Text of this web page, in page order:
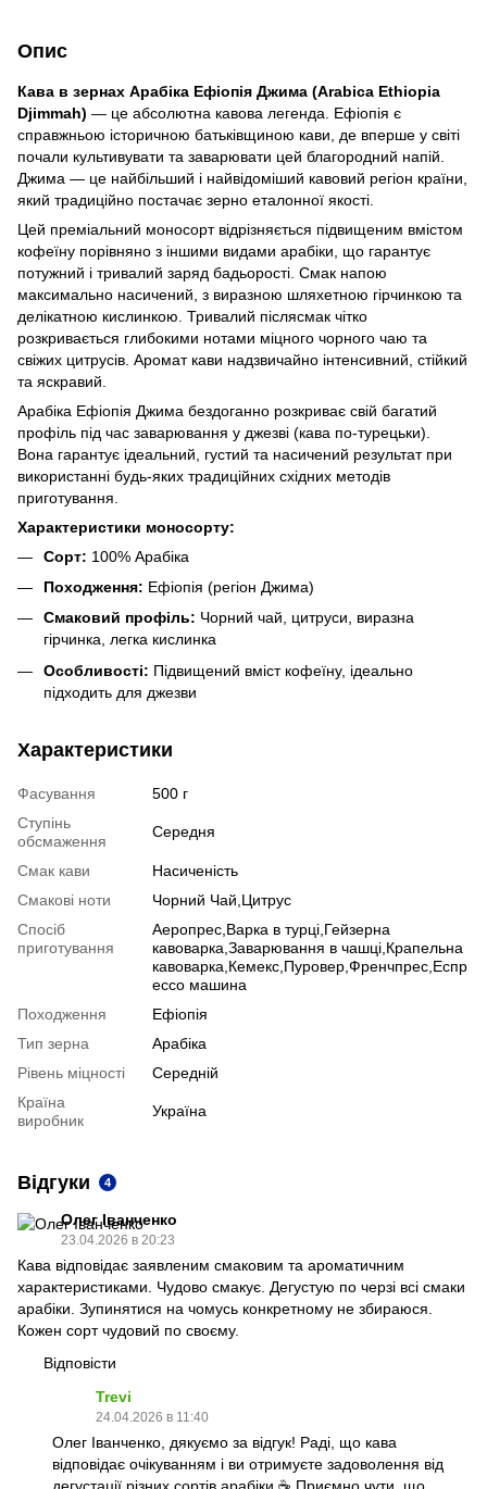
Опис
Кава в зернах Арабіка Ефіопія Джима (Arabica Ethiopia
Djimmah) — це абсолютна кавова легенда. Ефіопія є
справжньою історичною батьківщиною кави, де вперше у світі
почали культивувати та заварювати цей благородний напій.
Джима — це найбільший і найвідоміший кавовий регіон країни,
який традиційно постачає зерно еталонної якості.
Цей преміальний моносорт відрізняється підвищеним вмістом
кофеїну порівняно з іншими видами арабіки, що гарантує
потужний і тривалий заряд бадьорості. Смак напою
максимально насичений, з виразною шляхетною гірчинкою та
делікатною кислинкою. Тривалий післясмак чітко
розкривається глибокими нотами міцного чорного чаю та
свіжих цитрусів. Аромат кави надзвичайно інтенсивний, стійкий
та яскравий.
Арабіка Ефіопія Джима бездоганно розкриває свій багатий
профіль під час заварювання у джезві (кава по-турецьки).
Вона гарантує ідеальний, густий та насичений результат при
використанні будь-яких традиційних східних методів
приготування.
Характеристики моносорту:
Сорт: 100% Арабіка
Походження: Ефіопія (регіон Джима)
Смаковий профіль: Чорний чай, цитруси, виразна
гірчинка, легка кислинка
Особливості: Підвищений вміст кофеїну, ідеально
підходить для джезви
Характеристики
Фасування
500 г
Ступінь
обсмаження
Середня
Смак кави
Насиченість
Смакові ноти
Чорний Чай,Цитрус
Спосіб
приготування
Аеропрес,Варка в турці,Гейзерна
кавоварка,Заварювання в чашці,Крапельна
кавоварка,Кемекс,Пуровер,Френчпрес,Еспр
ессо машина
Походження
Ефіопія
Тип зерна
Арабіка
Рівень міцності
Середній
Країна
виробник
Україна
Відгуки 4
Олег Іванченко
23.04.2026 в 20:23
Кава відповідає заявленим смаковим та ароматичним
характеристиками. Чудово смакує. Дегустую по черзі всі смаки
арабіки. Зупинятися на чомусь конкретному не збираюся.
Кожен сорт чудовий по своєму.
Відповісти
Trevi
24.04.2026 в 11:40
Олег Іванченко, дякуємо за відгук! Раді, що кава
відповідає очікуванням і ви отримуєте задоволення від
дегустації різних сортів арабіки ☕️ Приємно чути, що